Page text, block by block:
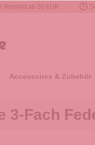
springen
Versand ab 20 EUR
Accessoires & Zubehör
3-Fach